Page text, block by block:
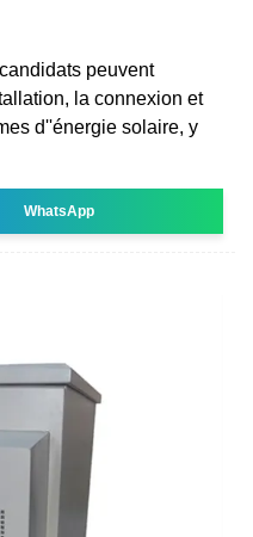
peuvent
la connexion et
d''énergie solaire, y
WhatsApp